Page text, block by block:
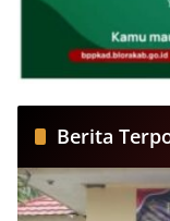
Berita